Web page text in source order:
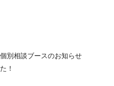
別相談ブースのお知らせ
！